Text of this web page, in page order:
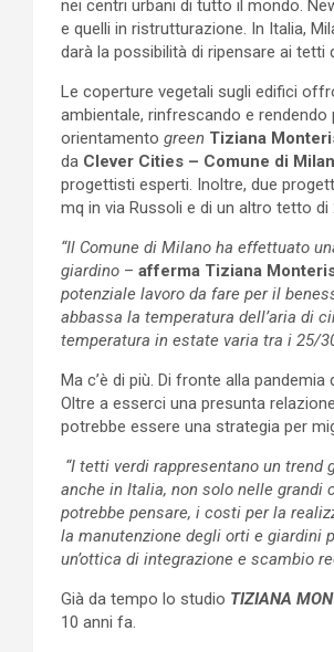
nei centri urbani di tutto il mondo.
e quelli in ristrutturazione. In Italia,
darà la possibilità di ripensare ai
Le coperture vegetali sugli edifici
ambientale, rinfrescando e
orientamento green Tiziana
da Clever Cities – Comune di
progettisti esperti. Inoltre, due
mq in via Russoli e di un altro tetto
“Il Comune di Milano ha effettuato
giardino – afferma Tiziana
potenziale lavoro da fare per il
abbassa la temperatura dell’aria di
temperatura in estate varia tra i 25/
Ma c’è di più. Di fronte alla
Oltre a esserci una presunta
potrebbe essere una strategia per
“I tetti verdi rappresentano un
anche in Italia, non solo nelle grandi
potrebbe pensare, i costi per la
la manutenzione degli orti e giardini
un’ottica di integrazione e scambio
Già da tempo lo studio TIZIANA
10 anni fa.